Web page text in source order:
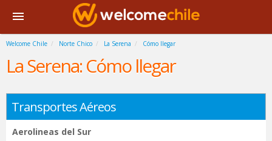
Welcome Chile Norte Chico La Serena Cómo llegar
La Serena: Cómo llegar
Transportes Aéreos
Aerolineas del Sur